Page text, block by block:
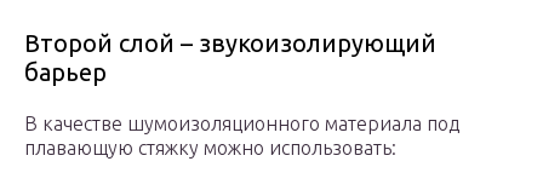
Второй слой – звукоизолирующий
барьер
В качестве шумоизоляционного материала под
плавающую стяжку можно использовать: